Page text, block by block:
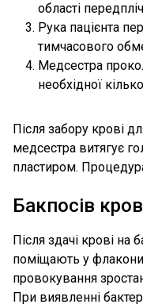
області
Рука пацієнта
тимчасового
Медсестра
необхідної
Після забору крові
медсестра витягує
пластиром.
Бакпосів
Після здачі крові на
поміщають у
провокування
При виявленні